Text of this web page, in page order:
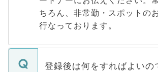
ちろん、非常勤・スポットの
行なっております。
登録後は何をすればよいの